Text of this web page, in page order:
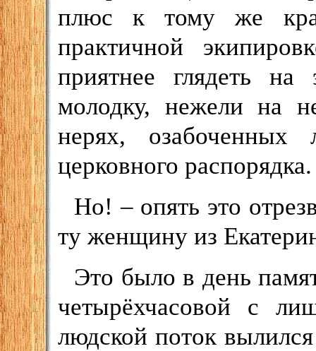
плюс к тому же
практичной
приятнее глядеть
молодку, нежели на
нерях, озабоченных
церковного распорядка.
Но! – опять это
ту женщину из
Это было в день
четырёхчасовой с
людской поток